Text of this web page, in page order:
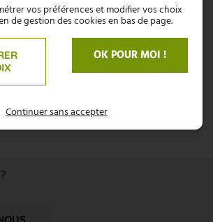
vos préférences et modifier vos choix
de gestion des cookies en bas de page.
OK POUR MOI !
Continuer sans accepter